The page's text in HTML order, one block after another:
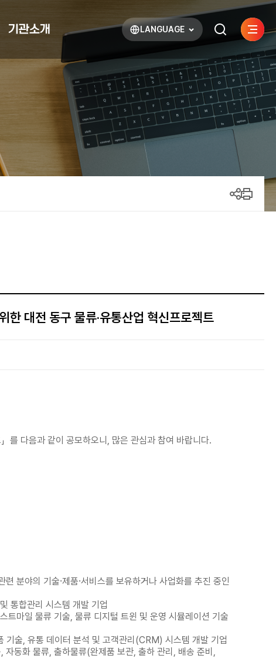
기관소개 LANGUAGE
열기 검색하기
사이트
열기
대전 동구 물류‧유통산업 혁신프로젝트
를 다음과 같이 공모하오니, 많은 관심과 참여 바랍니다.
분야의 기술⸱제품⸱서비스를 보유하거나 사업화를 추진 중인
통합관리 시스템 개발 기업
마일 물류 기술, 물류 디지털 트윈 및 운영 시뮬레이션 기술
술, 유통 데이터 분석 및 고객관리(CRM) 시스템 개발 기업
동화 물류, 출하물류(완제품 보관, 출하 관리, 배송 준비,